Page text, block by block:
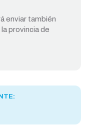
enviar también
provincia de